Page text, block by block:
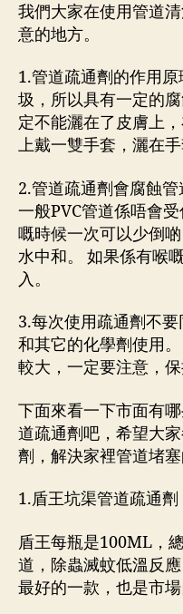
我們大家在使用管道
意的地方。
1.管道疏通劑的作用
圾，所以具有一定的
定不能灑在了皮膚上
上戴一雙手套，灑在
2.管道疏通劑會腐蝕管
一般PVC管道係唔會
嘅時候一次可以少倒
水中和。 如果係有喉
入。
3.每次使用疏通劑不
和其它的化學劑使用
較大，一定要注意，保
下面來看一下市面有
道疏通劑吧，希望大
劑，解決家裡管道堵塞
1.盾王坑渠管道疏通劑
盾王每瓶是100ML，
道，除蟲滅蚊低溫反
最好的一款，也是市場